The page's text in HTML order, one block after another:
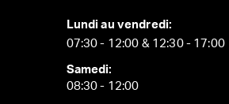
Lundi au vendredi:
07:30 - 12:00 & 12:30 - 17:00
Samedi:
08:30 - 12:00